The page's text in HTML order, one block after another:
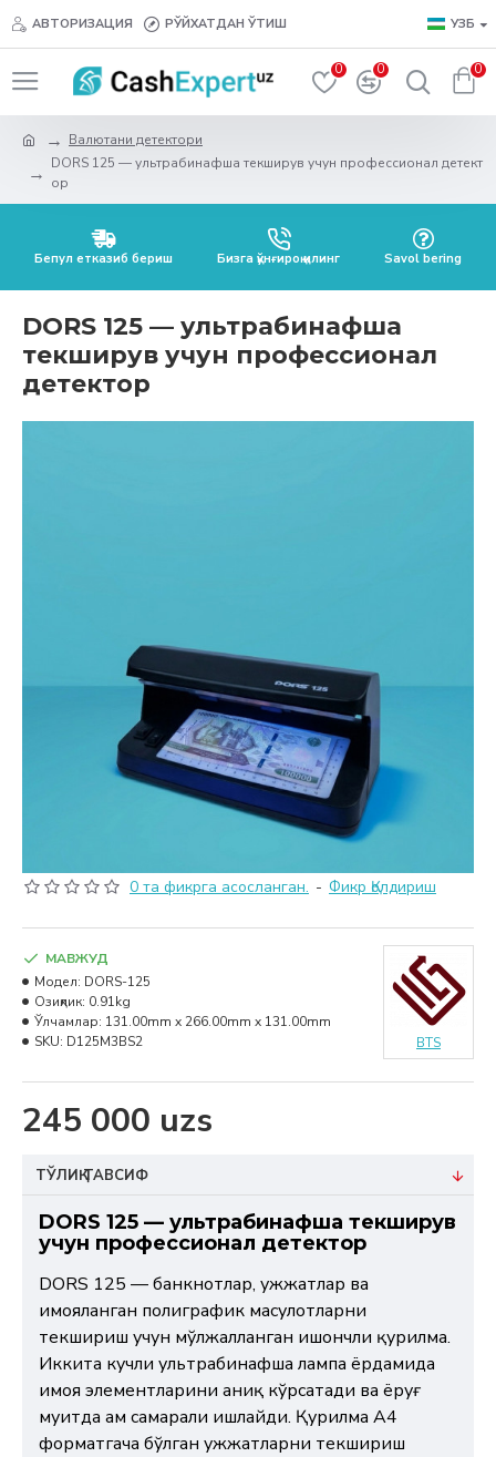
АВТОРИЗАЦИЯ РЎЙХАТДАН ЎТИШ УЗБ
0 0 0
Валютани детектори
DORS 125 — ультрабинафша текширув учун профессионал детект
ор
Бепул етказиб бериш Бизга қўнғироқ қилинг Savol bering
DORS 125 — ультрабинафша
текширув учун профессионал
детектор
0 та фикрга асосланган. - Фикр Қолдириш
245 000 uzs
МАВЖУД
Модел: DORS-125
Озиқлик: 0.91kg
Ўлчамлар: 131.00mm x 266.00mm x 131.00mm
SKU: D125M3BS2 BTS
ТЎЛИҚ ТАВСИФ
DORS 125 — ультрабинафша текширув
учун профессионал детектор
DORS 125 — банкнотлар, ҳужжатлар ва
ҳимояланган полиграфик маҳсулотларни
текшириш учун мўлжалланган ишончли қурилма.
Иккита кучли ультрабинафша лампа ёрдамида
ҳимоя элементларини аниқ кўрсатади ва ёруғ
муҳитда ҳам самарали ишлайди. Қурилма A4
форматгача бўлган ҳужжатларни текшириш